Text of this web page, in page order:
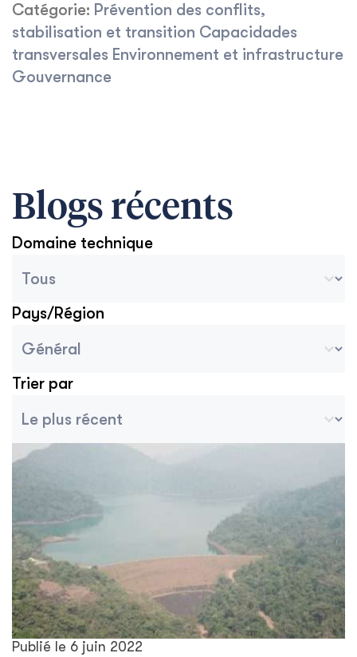
Catégorie: Prévention des conflits,
stabilisation et transition Capacidades
transversales Environnement et infrastructure
Gouvernance
Blogs récents
Domaine technique
Pays/Région
Trier par
Publié le 6 juin 2022